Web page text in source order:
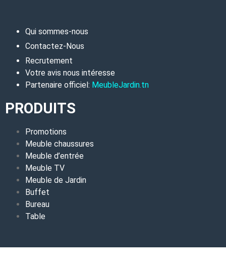
Qui sommes-nous
Contactez-Nous
Recrutement
Votre avis nous intéresse
Partenaire officiel: MeubleJardin.tn
PRODUITS
Promotions
Meuble chaussures
Meuble d’entrée
Meuble TV
Meuble de Jardin
Buffet
Bureau
Table